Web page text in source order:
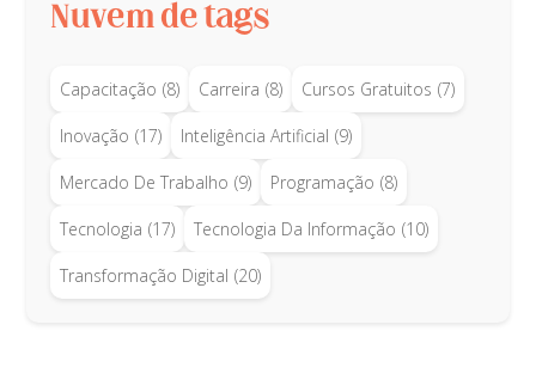
Nuvem de tags
Capacitação (8) Carreira (8) Cursos Gratuitos (7)
Inovação (17) Inteligência Artificial (9)
Mercado De Trabalho (9) Programação (8)
Tecnologia (17) Tecnologia Da Informação (10)
Transformação Digital (20)